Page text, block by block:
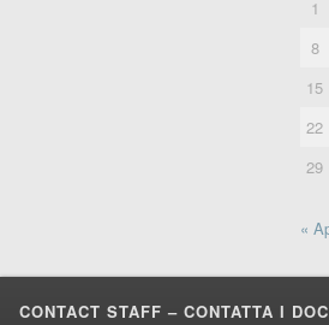
1
8
15
22
29
«
CONTACT STAFF – CONTATTA I